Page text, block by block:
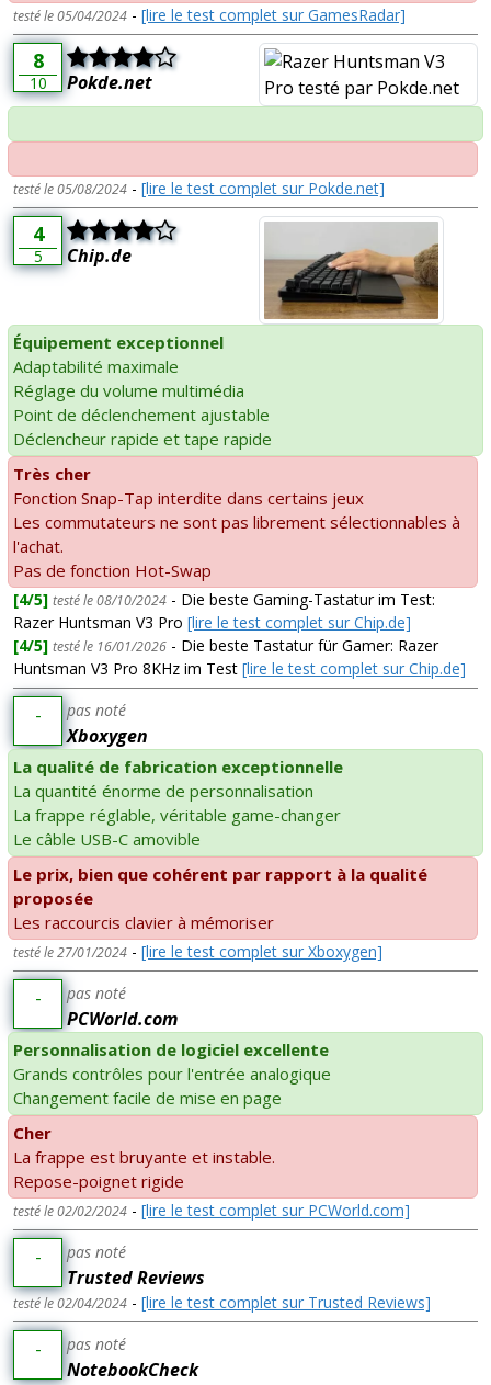
testé le 05/04/2024 - [lire le test complet sur GamesRadar]
8
10 Pokde.net
testé le 05/08/2024 - [lire le test complet sur Pokde.net]
4
5 Chip.de
Équipement exceptionnel
Adaptabilité maximale
Réglage du volume multimédia
Point de déclenchement ajustable
Déclencheur rapide et tape rapide
Très cher
Fonction Snap-Tap interdite dans certains jeux
Les commutateurs ne sont pas librement sélectionnables à
l'achat.
Pas de fonction Hot-Swap
[4/5] testé le 08/10/2024 - Die beste Gaming-Tastatur im Test:
Razer Huntsman V3 Pro [lire le test complet sur Chip.de]
[4/5] testé le 16/01/2026 - Die beste Tastatur für Gamer: Razer
Huntsman V3 Pro 8KHz im Test [lire le test complet sur Chip.de]
- pas noté
Xboxygen
La qualité de fabrication exceptionnelle
La quantité énorme de personnalisation
La frappe réglable, véritable game-changer
Le câble USB-C amovible
Le prix, bien que cohérent par rapport à la qualité
proposée
Les raccourcis clavier à mémoriser
testé le 27/01/2024 - [lire le test complet sur Xboxygen]
- pas noté
PCWorld.com
Personnalisation de logiciel excellente
Grands contrôles pour l'entrée analogique
Changement facile de mise en page
Cher
La frappe est bruyante et instable.
Repose-poignet rigide
testé le 02/02/2024 - [lire le test complet sur PCWorld.com]
- pas noté
Trusted Reviews
testé le 02/04/2024 - [lire le test complet sur Trusted Reviews]
- pas noté
NotebookCheck